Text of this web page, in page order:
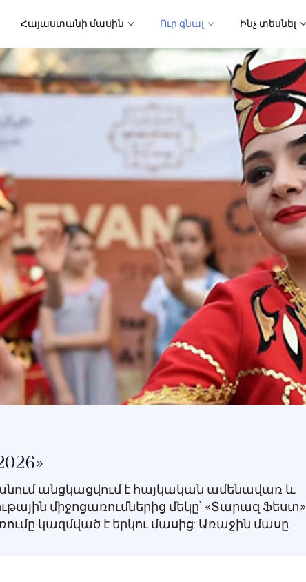
Հայաստանի մասին Ուր գնալ Ինչ տեսնել
անցկացվում է հայկական ամենավառ և
միջոցառումներից մեկը՝ «Տարազ Ֆեստ»
կազմված է երկու մասից: Առաջին մասը